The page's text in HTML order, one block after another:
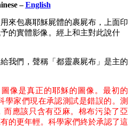
–English
來包裹耶穌屍體的裹屍布，上面印
的實體影像。經上和主對此說什
我們，聲稱「都靈裹屍布」是主的
像是真正的耶穌的圖像。最初的
學家們現在承認測試是錯誤的。測
而應該只含有亞麻。棉布污染了亞
的更年輕。科學家們終於承認了這